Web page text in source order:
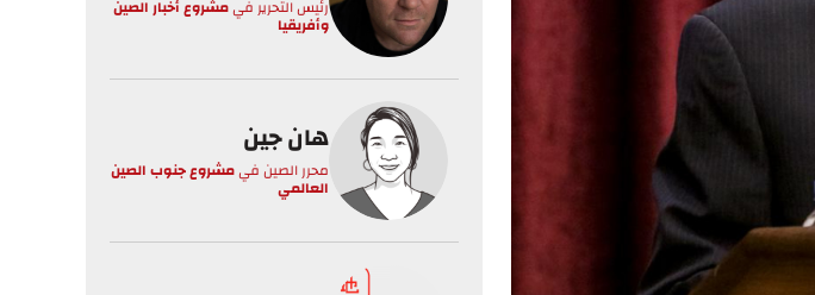
رئيس التحرير فيمشروع أخبار الصين
وأفريقيا
هان جين
محرر الصينفيمشروع جنوب الصين
العالمي